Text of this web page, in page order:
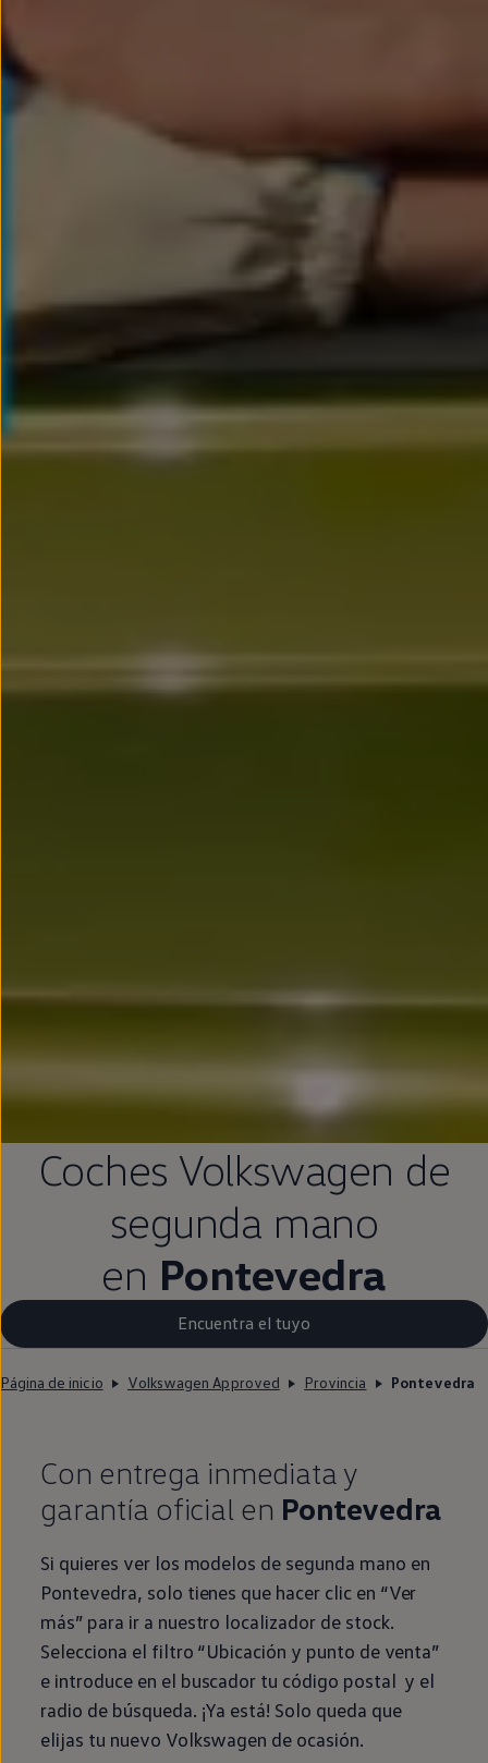
Coches Volkswagen de
segunda mano
en Pontevedra
Encuentra el tuyo
Página de inicio Volkswagen Approved Provincia Pontevedra
Con entrega inmediata y
garantía oficial en Pontevedra
Si quieres ver los modelos de segunda mano en
Pontevedra, solo tienes que hacer clic en “Ver
más” para ir a nuestro localizador de stock.
Selecciona el filtro “Ubicación y punto de venta”
e introduce en el buscador tu código postal y el
radio de búsqueda. ¡Ya está! Solo queda que
elijas tu nuevo Volkswagen de ocasión.